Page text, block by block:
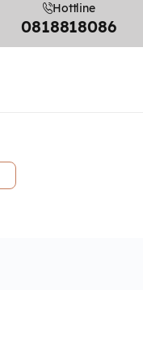
Hottline
0818818086